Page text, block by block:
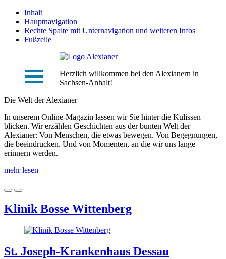
Inhalt
Hauptnavigation
Rechte Spalte mit Unternavigation und weiteren Infos
Fußzeile
Herzlich willkommen bei den Alexianern in
Sachsen-Anhalt!
Die Welt der Alexianer
In unserem Online-Magazin lassen wir Sie hinter die Kulissen
blicken. Wir erzählen Geschichten aus der bunten Welt der
Alexianer: Von Menschen, die etwas bewegen. Von Begegnungen,
die beeindrucken. Und von Momenten, an die wir uns lange
erinnern werden.
mehr lesen
Klinik Bosse Wittenberg
St. Joseph-Krankenhaus Dessau